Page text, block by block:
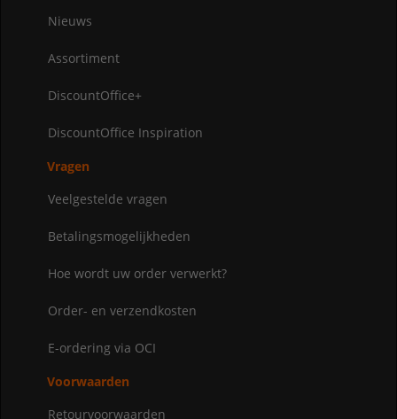
Nieuws
Assortiment
DiscountOffice+
DiscountOffice Inspiration
Vragen
Veelgestelde vragen
Betalingsmogelijkheden
Hoe wordt uw order verwerkt?
Order- en verzendkosten
E-ordering via OCI
Voorwaarden
Retourvoorwaarden